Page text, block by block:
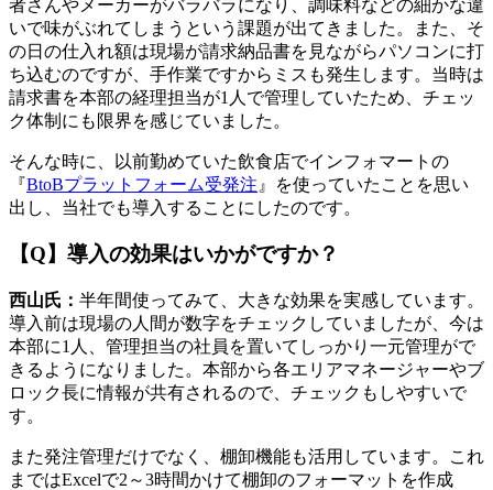
者さんやメーカーがバラバラになり、調味料などの細かな違
いで味がぶれてしまうという課題が出てきました。また、そ
の日の仕入れ額は現場が請求納品書を見ながらパソコンに打
ち込むのですが、手作業ですからミスも発生します。当時は
請求書を本部の経理担当が1人で管理していたため、チェッ
ク体制にも限界を感じていました。
そんな時に、以前勤めていた飲食店でインフォマートの
『BtoBプラットフォーム受発注 』を使っていたことを思い
出し、当社でも導入することにしたのです。
【Q】導入の効果はいかがですか？
西山氏： 半年間使ってみて、大きな効果を実感しています。
導入前は現場の人間が数字をチェックしていましたが、今は
本部に1人、管理担当の社員を置いてしっかり一元管理がで
きるようになりました。本部から各エリアマネージャーやブ
ロック長に情報が共有されるので、チェックもしやすいで
す。
また発注管理だけでなく、棚卸機能も活用しています。これ
まではExcelで2～3時間かけて棚卸のフォーマットを作成